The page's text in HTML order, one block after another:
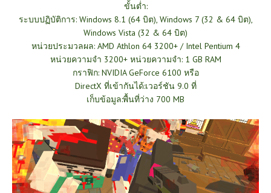
ขั้นต่ำ:
ระบบปฏิบัติการ: Windows 8.1 (64 บิต), Windows 7 (32 & 64 บิต),
Windows Vista (32 & 64 บิต)
หน่วยประมวลผล: AMD Athlon 64 3200+ / Intel Pentium 4
หน่วยความจำ 3200+ หน่วยความจำ: 1 GB RAM
กราฟิก: NVIDIA GeForce 6100 หรือ
DirectX ที่เข้ากันได้:เวอร์ชัน 9.0 ที่
เก็บข้อมูล:พื้นที่ว่าง 700 MB